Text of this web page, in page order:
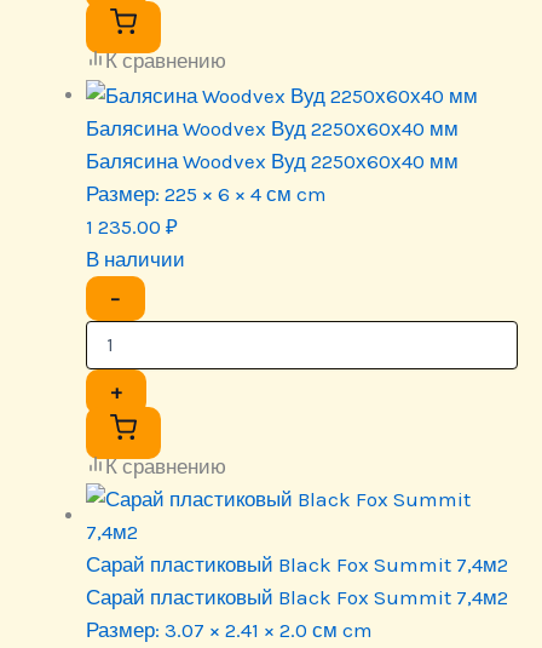
К сравнению
Балясина Woodvex Вуд 2250х60х40 мм
Балясина Woodvex Вуд 2250х60х40 мм
Размер: 225 × 6 × 4 см cm
1 235.00 ₽
В наличии
−
+
К сравнению
Сарай пластиковый Black Fox Summit 7,4м2
Сарай пластиковый Black Fox Summit 7,4м2
Размер: 3.07 × 2.41 × 2.0 см cm